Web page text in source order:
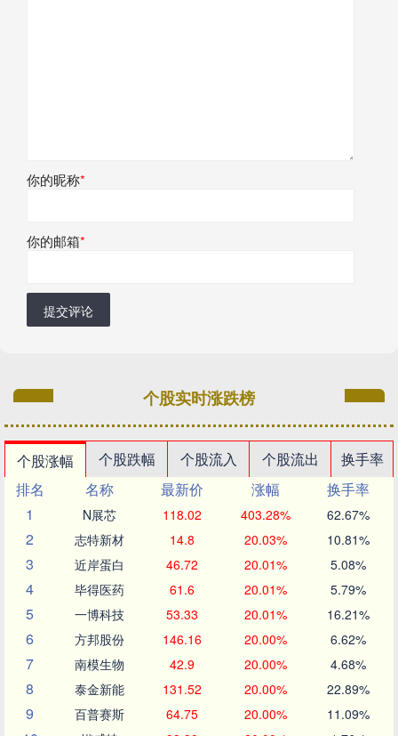
你的昵称*
你的邮箱*
提交评论
个股实时涨跌榜
个股涨幅 个股跌幅 个股流入 个股流出
换手率
排名
名称 最新价 涨幅
换手率
1
N展芯 118.02 403.28% 62.67%
2 志特新材 14.8 20.03% 10.81%
3 近岸蛋白 46.72 20.01% 5.08%
4 毕得医药 61.6 20.01% 5.79%
5 一博科技 53.33 20.01% 16.21%
6 方邦股份 146.16 20.00% 6.62%
7 南模生物 42.9 20.00% 4.68%
8 泰金新能 131.52 20.00% 22.89%
9 百普赛斯 64.75 20.00% 11.09%